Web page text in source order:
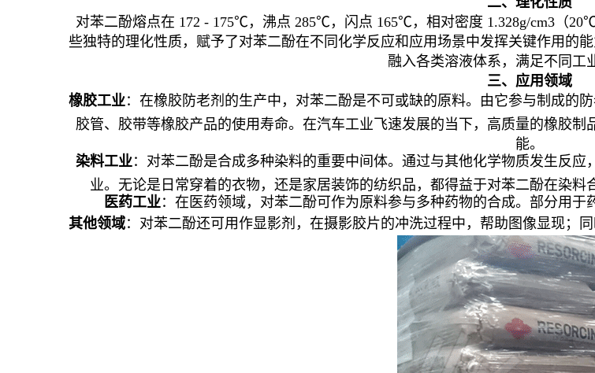
对苯二酚熔点在 172 - 175℃，沸点 285℃，闪点 165℃，相对密度 1.328g/cm3（
些独特的理化性质，赋予了对苯二酚在不同化学反应和应用场景中发挥关键作用的
融入各类溶液体系，满足不同工
三、应用领域
橡胶工业：在橡胶防老剂的生产中，对苯二酚是不可或缺的原料。由它参与制成的
胶管、胶带等橡胶产品的使用寿命。在汽车工业飞速发展的当下，高质量的橡胶
能。
染料工业：对苯二酚是合成多种染料的重要中间体。通过与其他化学物质发生反
业。无论是日常穿着的衣物，还是家居装饰的纺织品，都得益于对苯二酚在染料
医药工业：在医药领域，对苯二酚可作为原料参与多种药物的合成。部分用于
其他领域：对苯二酚还可用作显影剂，在摄影胶片的冲洗过程中，帮助图像显现；